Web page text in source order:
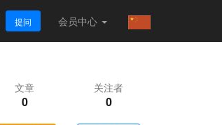
提问 会员中心
文章
0
关注者
0